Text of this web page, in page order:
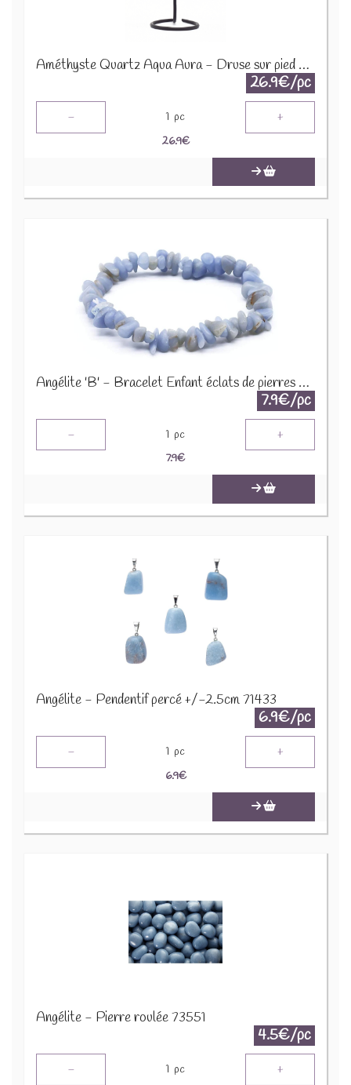
Améthyste Quartz Aqua Aura - Druse sur pied en métal DAT3
26.9€/pc
- 1 pc +
26.9€
Angélite 'B' - Bracelet Enfant éclats de pierres BRC-ANG
7.9€/pc
- 1 pc +
7.9€
Angélite - Pendentif percé +/-2.5cm 71433
6.9€/pc
- 1 pc +
6.9€
Angélite - Pierre roulée 73551
4.5€/pc
- 1 pc +